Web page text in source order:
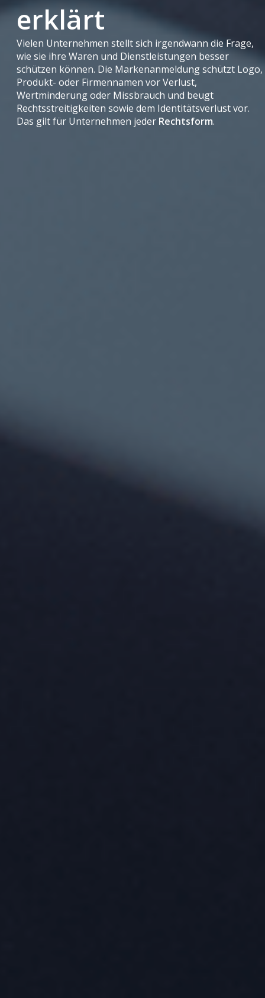
erklärt
Vielen Unternehmen stellt sich irgendwann die Frage,
wie sie ihre Waren und Dienstleistungen besser
schützen können. Die Markenanmeldung schützt Logo,
Produkt- oder Firmennamen vor Verlust,
Wertminderung oder Missbrauch und beugt
Rechtsstreitigkeiten sowie dem Identitätsverlust vor.
Das gilt für Unternehmen jeder Rechtsform.